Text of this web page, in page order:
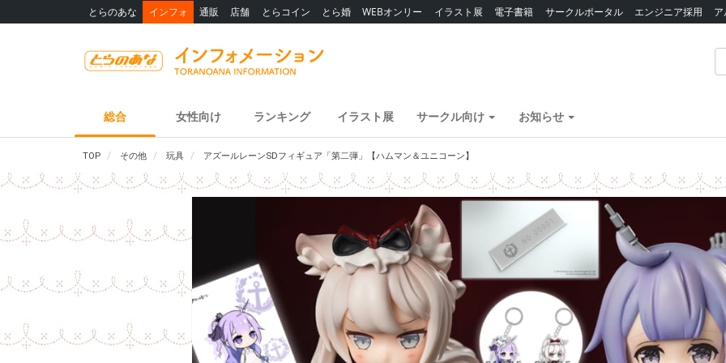
とらのあな インフォ 通販 店舗 とらコイン とら婚 WEBオンリー イラスト展 電子書籍 サークルポータル エンジニア採用
総合 女性向け ランキング イラスト展 サークル向け お知らせ
TOP その他 玩具 アズールレーンSDフィギュア「第二弾」【ハムマン＆ユニコーン】